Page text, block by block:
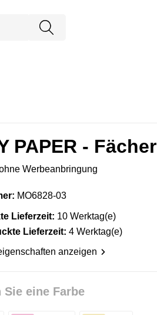
PAPER - Fächer
Werbeanbringung
MO6828-03
Lieferzeit: 10 Werktag(e)
Lieferzeit: 4 Werktag(e)
anzeigen
Sie eine Farbe